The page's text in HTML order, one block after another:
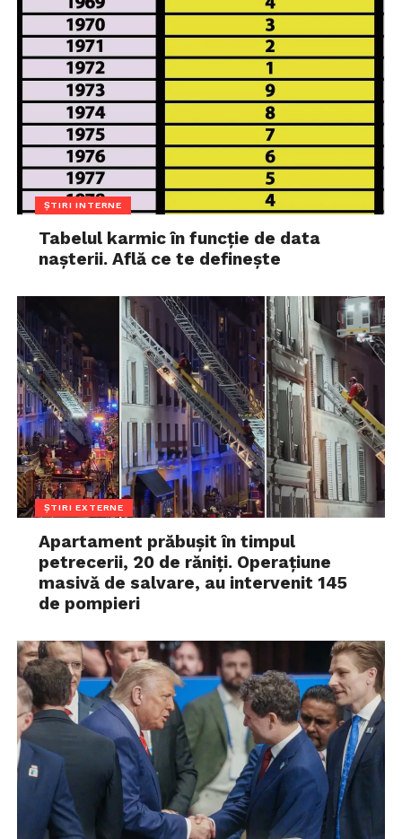
ȘTIRI INTERNE
Tabelul karmic în funcție de data
nașterii. Află ce te definește
ȘTIRI EXTERNE
Apartament prăbușit în timpul
petrecerii, 20 de răniți. Operațiune
masivă de salvare, au intervenit 145
de pompieri